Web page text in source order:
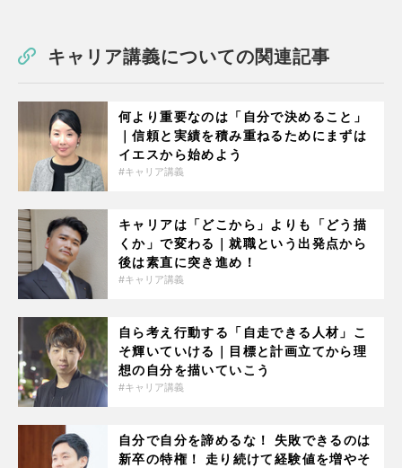
キャリア講義についての関連記事
何より重要なのは「自分で決めること」
｜信頼と実績を積み重ねるためにまずは
イエスから始めよう
キャリア講義
キャリアは「どこから」よりも「どう描
くか」で変わる｜就職という出発点から
後は素直に突き進め！
キャリア講義
自ら考え行動する「自走できる人材」こ
そ輝いていける｜目標と計画立てから理
想の自分を描いていこう
キャリア講義
自分で自分を諦めるな！ 失敗できるのは
新卒の特権！ 走り続けて経験値を増やそ